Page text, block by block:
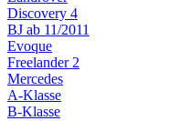
Discovery 4
BJ ab 11/2011
Evoque
Freelander 2
Mercedes
A-Klasse
B-Klasse